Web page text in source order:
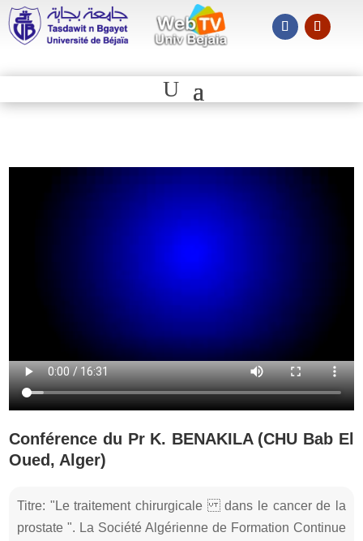
Conférence du Pr K. BENAKILA (CHU Bab El
Oued, Alger)
Titre: "Le traitement chirurgicale dans le cancer de la
prostate ". La Société Algérienne de Formation Continue